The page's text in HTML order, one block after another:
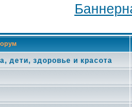
дети, здоровье и красота